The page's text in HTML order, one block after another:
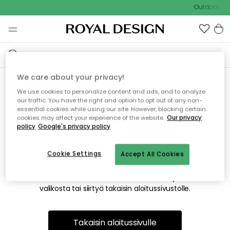
Outdoor
Emme valitettavasti löydä
etsimääsi sivua
Tämä voi johtua siitä, että sivua ei enää ole tai siitä, että se
on siirretty muualle. Pahoittelemme tästä mahdollisesti
valikosta tai siirtyä takaisin aloitussivustolle.
Takaisin aloitussivulle
We care about your privacy!
We use cookies to personalize content and ads, and to analyze
our traffic. You have the right and option to opt out of any non-
essential cookies while using our site. However, blocking certain
cookies may affect your experience of the website. Our privacy
policy Google's privacy policy
Accept All Cookies
Cookie Settings